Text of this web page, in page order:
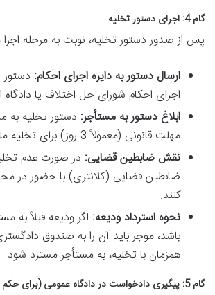
گام 4: اجرای دستور تخلیه
پس از صدور دستور تخلیه، نوبت به مرحله
ارسال دستور به دایره اجرای احکام: دستور
اجرای احکام شورای حل اختلاف یا
ابلاغ دستور به مستأجر: دستور تخلیه به
مهلت قانونی (معمولاً 3 روز) برای تخلیه ملک داده می شود.
نقش ضابطین قضایی: در صورت عدم
ضابطین قضایی (کلانتری) با حضور در
کنند.
نحوه استرداد ودیعه: اگر ودیعه قبلاً به
باشد، موجر باید آن را به صندوق
همزمان با تخلیه، به مستأجر مسترد شود.
گام 5: پیگیری دادخواست در دادگاه عمومی (برای حکم تخلیه)